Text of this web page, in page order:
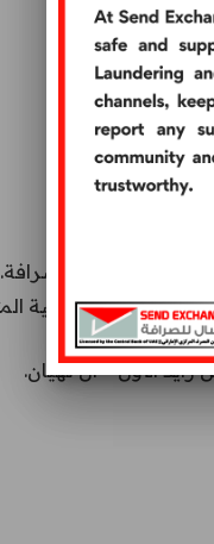
العام لإرسال للصرافة.
الأول – آل نهيان.